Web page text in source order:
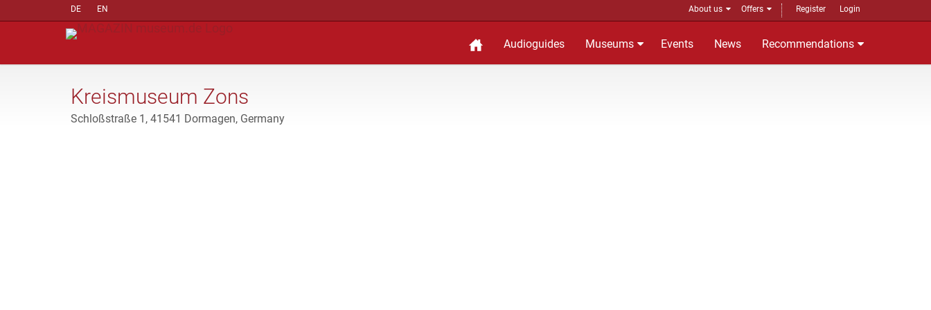
DE EN About us Offers Register Login
Audioguides Museums Events News Recommendations
Kreismuseum Zons
Schloßstraße 1, 41541 Dormagen, Germany